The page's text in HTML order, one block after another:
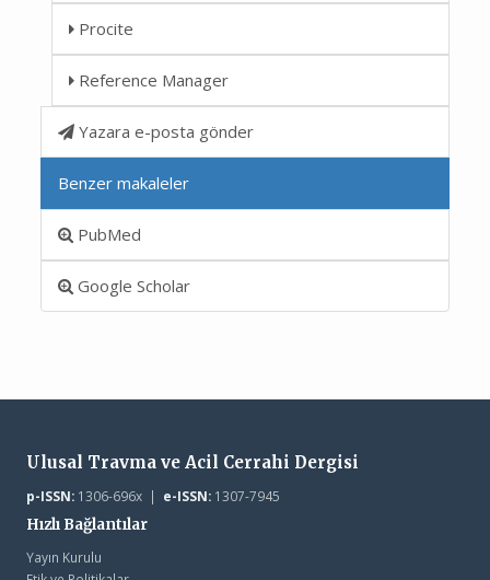
Procite
Reference Manager
Yazara e-posta gönder
Benzer makaleler
PubMed
Google Scholar
Ulusal Travma ve Acil Cerrahi Dergisi
p-ISSN:1306-696x | e-ISSN:1307-7945
Hızlı Bağlantılar
Yayın Kurulu